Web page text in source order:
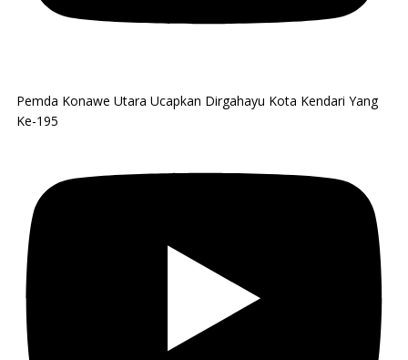
Pemda Konawe Utara Ucapkan Dirgahayu Kota Kendari Yang
Ke-195